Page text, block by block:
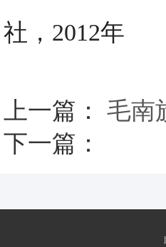
社，2012年
上一篇： 毛南
下一篇：